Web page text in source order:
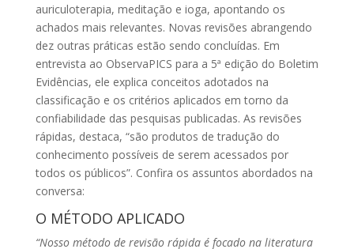
auriculoterapia, meditação e ioga, apontando os
achados mais relevantes. Novas revisões abrangendo
dez outras práticas estão sendo concluídas. Em
entrevista ao ObservaPICS para a 5ª edição do Boletim
Evidências, ele explica conceitos adotados na
classificação e os critérios aplicados em torno da
confiabilidade das pesquisas publicadas. As revisões
rápidas, destaca, “são produtos de tradução do
conhecimento possíveis de serem acessados por
todos os públicos”. Confira os assuntos abordados na
conversa:
O MÉTODO APLICADO
“Nosso método de revisão rápida é focado na literatura